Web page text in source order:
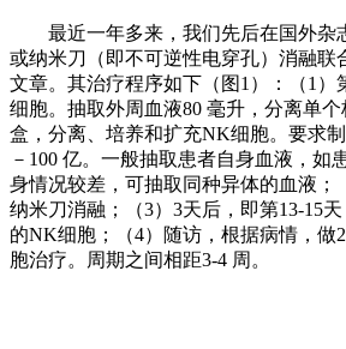
最近一年多来，我们先后在国外杂
或纳米刀（即不可逆性电穿孔）消融联
文章。其治疗程序如下（图1）：（1）
细胞。抽取外周血液80 毫升，分离单
盒，分离、培养和扩充NK细胞。要求
－100 亿。一般抽取患者自身血液，如
身情况较差，可抽取同种异体的血液；
纳米刀消融；（3）3天后，即第13-15
的NK细胞；（4）随访，根据病情，做
胞治疗。周期之间相距3-4 周。